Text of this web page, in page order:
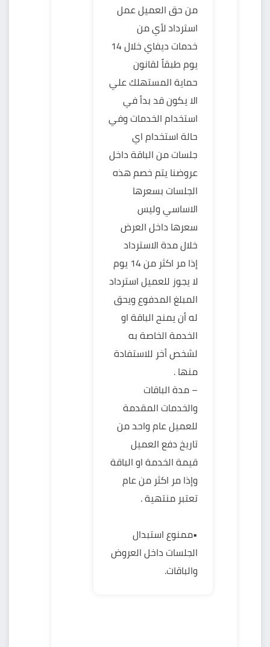
من حق العميل عمل
استرداد لأي من
خدمات ديفاي خلال 14
يوم طبقاً لقانون
حماية المستهلك علي
الا يكون قد بدأ في
استخدام الخدمات وفي
حالة استخدام اي
جلسات من الباقة داخل
عروضنا يتم خصم هذه
الجلسات بسعرها
الاساسي وليس
سعرها داخل العرض
خلال مدة الاسترداد
إذا مر اكثر من 14 يوم
لا يجوز للعميل استرداد
المبلغ المدفوع ويحق
له أن يمنح الباقة او
الخدمة الخاصة به
لشخص أخر للاستفادة
منها .
– مدة الباقات
والخدمات المقدمة
للعميل عام واحد من
تاريخ دفع العميل
قيمة الخدمة او الباقة
وإذا مر اكثر من عام
تعتبر منتهية .
•ممنوع استبدال
الجلسات داخل العروض
والباقات.